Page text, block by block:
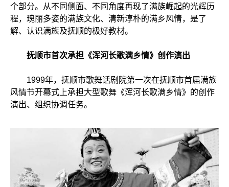
个部分。从不同侧面、不同角度再现了满族崛起的光辉历
程，瑰丽多姿的满族文化、清新淳朴的满乡风情，是了
解、认识满族及抚顺的极好教材。
抚顺市首次承担《浑河长歌满乡情》创作演出
1999年，抚顺市歌舞话剧院第一次在抚顺市首届满族
风情节开幕式上承担大型歌舞《浑河长歌满乡情》的创作
演出、组织协调任务。